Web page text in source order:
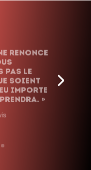
renonce
pas le
soient
importe
»